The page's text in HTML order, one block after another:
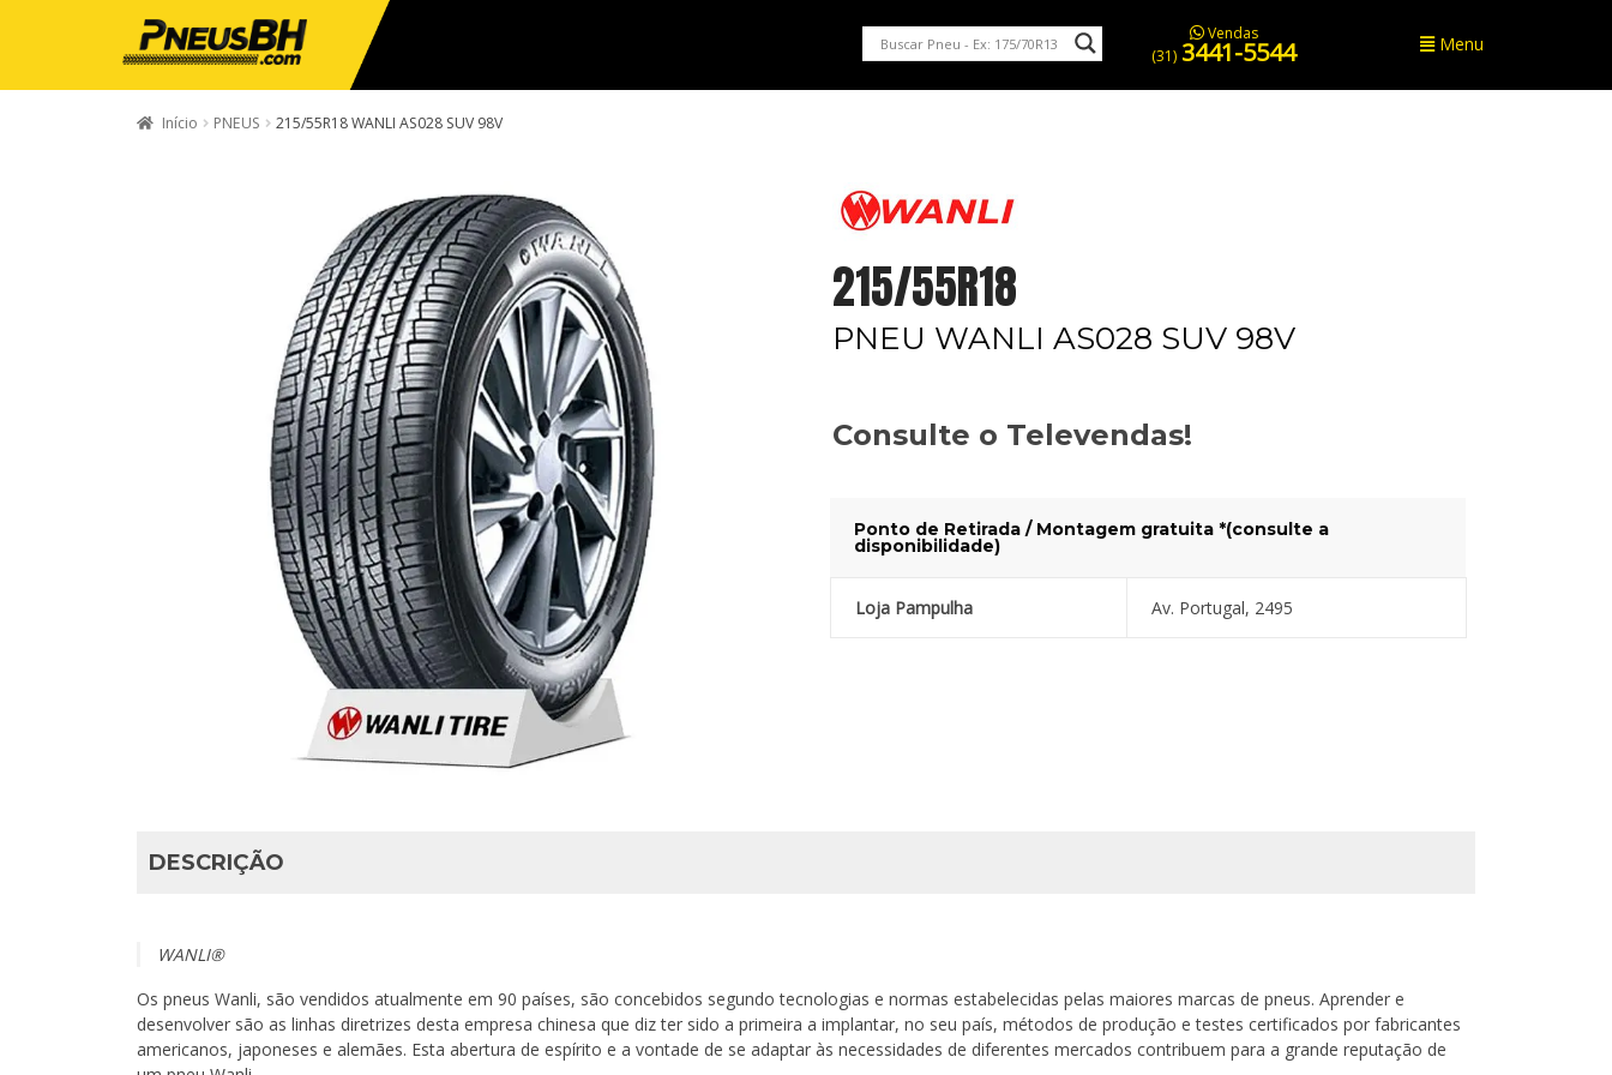
Vendas
(31) 3441-5544 Menu
Início PNEUS 215/55R18 WANLI AS028 SUV 98V
215/55R18
PNEU WANLI AS028 SUV 98V
Consulte o Televendas!
Ponto de Retirada / Montagem gratuita *(consulte a
disponibilidade)
Loja Pampulha Av. Portugal, 2495
DESCRIÇÃO
WANLI®
Os pneus Wanli, são vendidos atualmente em 90 países, são concebidos segundo tecnologias e normas estabelecidas pelas maiores marcas de pneus. Aprender e
desenvolver são as linhas diretrizes desta empresa chinesa que diz ter sido a primeira a implantar, no seu país, métodos de produção e testes certificados por fabricantes
americanos, japoneses e alemães. Esta abertura de espírito e a vontade de se adaptar às necessidades de diferentes mercados contribuem para a grande reputação de